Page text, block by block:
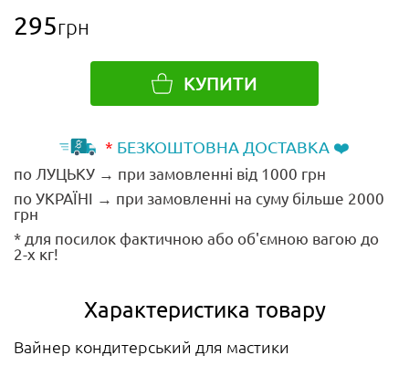
295грн
КУПИТИ
* БЕЗКОШТОВНА ДОСТАВКА ❤️
по ЛУЦЬКУ → при замовленні від 1000 грн
по УКРАЇНІ → при замовленні на суму більше 2000
грн
* для посилок фактичною або об'ємною вагою до
2-х кг!
Характеристика товару
Вайнер кондитерський для мастики